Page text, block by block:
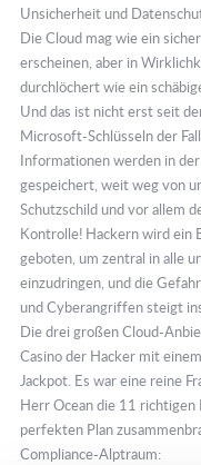
Unsicherheit und
Die Cloud mag wie ein
erscheinen, aber in
durchlöchert wie ein
Und das ist nicht erst seit
Microsoft-Schlüsseln der
Informationen werden in
gespeichert, weit weg von
Schutzschild und vor allem
Kontrolle! Hackern wird ein
geboten, um zentral in alle
einzudringen, und die
und Cyberangriffen steigt
Die drei großen Cloud-
Casino der Hacker mit
Jackpot. Es war eine reine
Herr Ocean die 11 richtigen
perfekten Plan
Compliance-Alptraum: